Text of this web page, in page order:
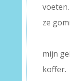
voeten.
ze
mijn
koffer.